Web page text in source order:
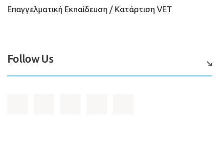
Επαγγελματική Εκπαίδευση / Κατάρτιση VET
Follow Us